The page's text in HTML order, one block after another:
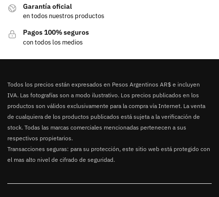
Garantía oficial
en todos nuestros productos
Pagos 100% seguros
con todos los medios
Todos los precios están expresados en Pesos Argentinos AR$ e incluyen
IVA. Las fotografías son a modo ilustrativo. Los precios publicados en los
productos son válidos exclusivamente para la compra vía Internet. La venta
de cualquiera de los productos publicados está sujeta a la verificación de
stock. Todas las marcas comerciales mencionadas pertenecen a sus
respectivos propietarios.
Transacciones seguras: para su protección, este sitio web está protegido con
el mas alto nivel de cifrado de seguridad.